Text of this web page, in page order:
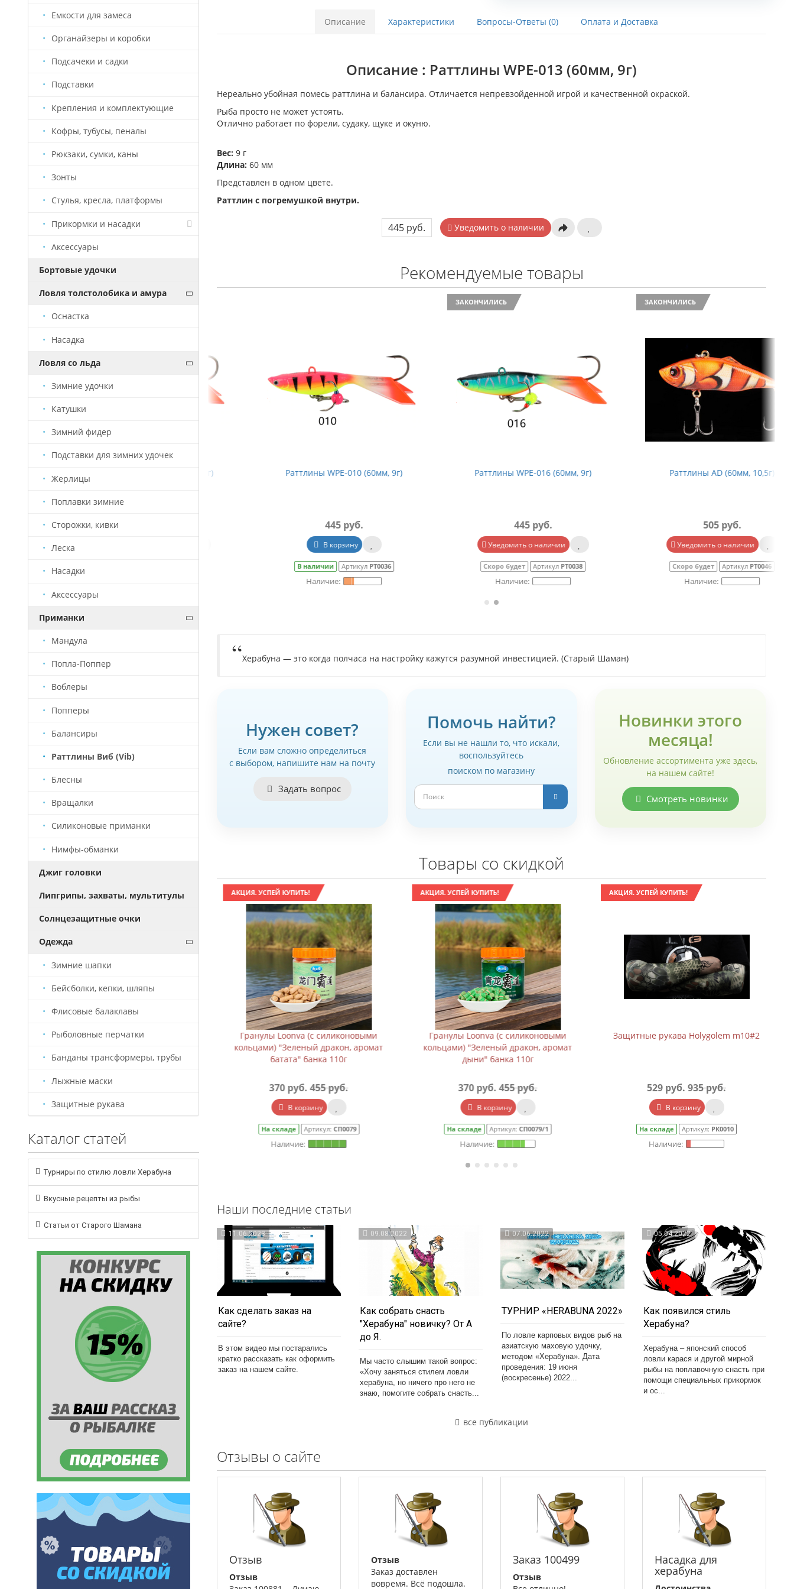
Емкости для замеса
Органайзеры и коробки
Подсачеки и садки
Подставки
Крепления и комплектующие
Кофры, тубусы, пеналы
Рюкзаки, сумки, каны
Зонты
Стулья, кресла, платформы
Прикормки и насадки
Насадки Старый Призрак
Аксессуары
Бортовые удочки
Ловля толстолобика и амура
Оснастка
Насадка
Ловля со льда
Зимние удочки
Катушки
Зимний фидер
Подставки для зимних удочек
Жерлицы
Поплавки зимние
Сторожки, кивки
Леска
Насадки
Аксессуары
Приманки
Мандула
Попла-Поппер
Воблеры
Попперы
Балансиры
Раттлины Виб (Vib)
Блесны
Вращалки
Силиконовые приманки
Нимфы-обманки
Джиг головки
Липгрипы, захваты, мультитулы
Солнцезащитные очки
Одежда
Зимние шапки
Бейсболки, кепки, шляпы
Флисовые балаклавы
Рыболовные перчатки
Банданы трансформеры, трубы
Лыжные маски
Защитные рукава
Каталог статей
Турниры по стилю ловли Херабуна
Вкусные рецепты из рыбы
Статьи от Старого Шамана
Описание Характеристики Вопросы-Ответы (0) Оплата и Доставка
Описание : Раттлины WPE-013 (60мм, 9г)
Нереально убойная помесь раттлина и балансира. Отличается непревзойденной игрой и качественной окраской.
Рыба просто не может устоять.
Отлично работает по форели, судаку, щуке и окуню.
Вес: 9 г
Длина: 60 мм
Представлен в одном цвете.
Раттлин с погремушкой внутри.
445 руб. Уведомить о наличии
Рекомендуемые товары
445 руб.
Уведомить о наличии
Раттлины WPE-010 (60мм, 9г)
В корзину
АртикулРТ0036
ЗАКОНЧИЛИСЬ
Раттлины WPE-016 (60мм, 9г)
Уведомить о наличии
Скоро будет АртикулРТ0038
ЗАКОНЧИЛИСЬ
Раттлины AD (60мм, 10,5г)
Уведомить о наличии
Скоро будет АртикулРТ0046
Херабуна — это когда полчаса на настройку кажутся разумной инвестицией. (Старый Шаман)
Нужен совет?
Если вам сложно определиться
с выбором, напишите нам на почту
Задать вопрос
Помочь найти?
Если вы не нашли то, что искали,
воспользуйтесь
поиском по магазину
Новинки этого
месяца!
Обновление ассортимента уже здесь,
на нашем сайте!
Смотреть новинки
Товары со скидкой
АКЦИЯ. УСПЕЙ КУПИТЬ!
Балансиры "FK" FBD - (#1) - 63мм -10г
209 руб.
В корзину
АКЦИЯ. УСПЕЙ КУПИТЬ!
Гранулы Loonva (с силиконовыми
кольцами) "Зеленый дракон, аромат
батата" банка 110г
370 руб.455 руб.
В корзину
На складе Артикул:СП0079
АКЦИЯ. УСПЕЙ КУПИТЬ!
Гранулы Loonva (с силиконовыми
кольцами) "Зеленый дракон, аромат
дыни" банка 110г
370 руб.455 руб.
В корзину
На складе Артикул:СП0079/1
АКЦИЯ. УСПЕЙ КУПИТЬ!
Защитные рукава Holygolem m10#2
529 руб.935 руб.
В корзину
На складе Артикул:РК0010
Наши последние статьи
11.06.2023
Как сделать заказ на
сайте?
В этом видео мы постарались
кратко рассказать как оформить
заказ на нашем сайте.
09.08.2022
Как собрать снасть
"Херабуна" новичку? От А
до Я.
Мы часто слышим такой вопрос:
«Хочу заняться стилем ловли
херабуна, но ничего про него не
знаю, помогите собрать снасть...
07.06.2022
ТУРНИР «HERABUNA 2022»
По ловле карповых видов рыб на
азиатскую маховую удочку,
методом «Херабуна». Дата
проведения: 19 июня
(воскресенье) 2022...
05.04.2022
Как появился стиль
Херабуна?
Херабуна – японский способ
ловли карася и другой мирной
рыбы на поплавочную снасть при
помощи специальных прикормок
и ос...
все публикации
Отзывы о сайте
Отзыв
Отзыв
Отзыв
Заказ доставлен
вовремя. Всё подошла.
Заказ 100499
Отзыв
Насадка для
херабуна